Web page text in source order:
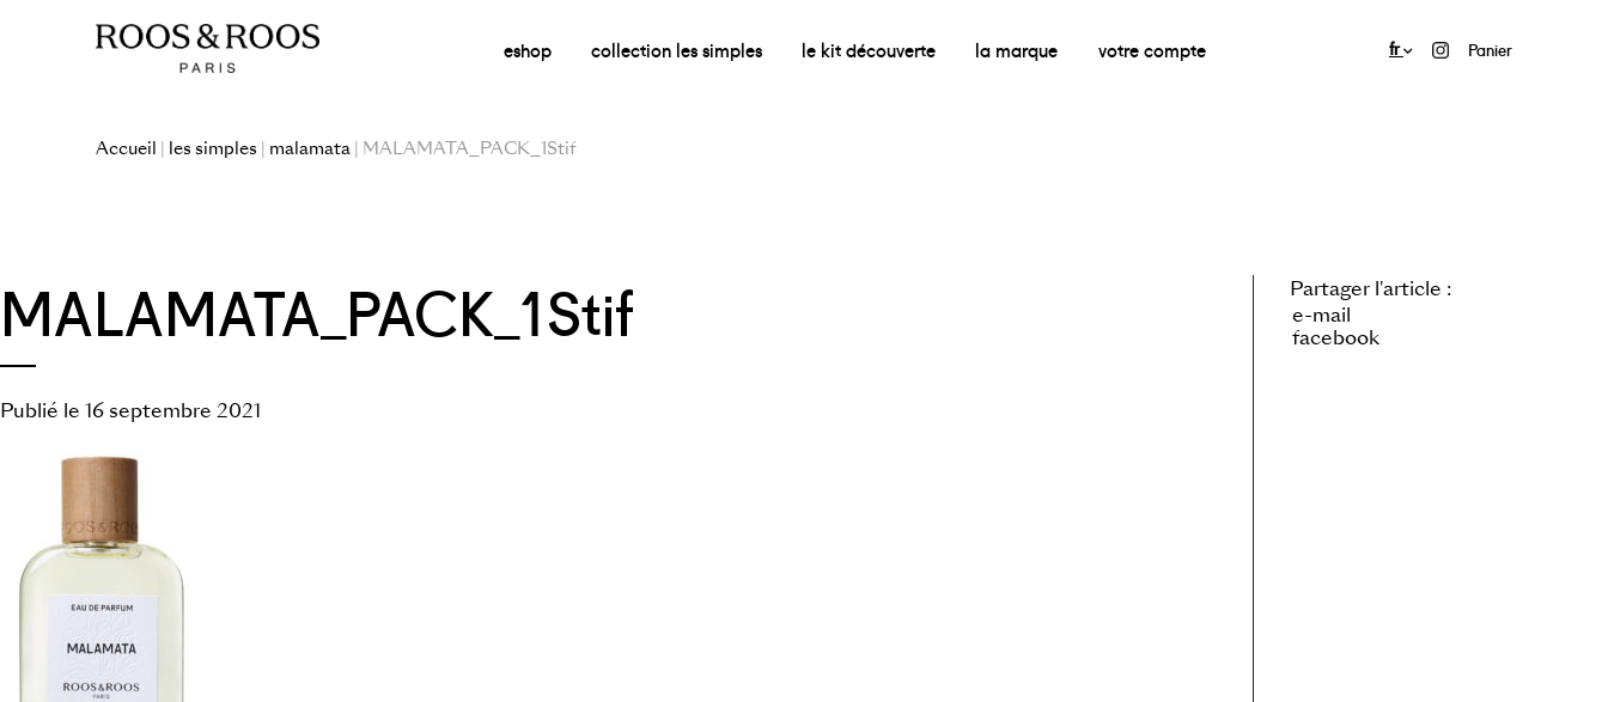
eshop collection les simples le kit découverte la marque votre compte fr Panier
Accueil | les simples | malamata | MALAMATA_PACK_1Stif
MALAMATA_PACK_1Stif
Publié le 16 septembre 2021
Partager l'article :
e-mail
facebook